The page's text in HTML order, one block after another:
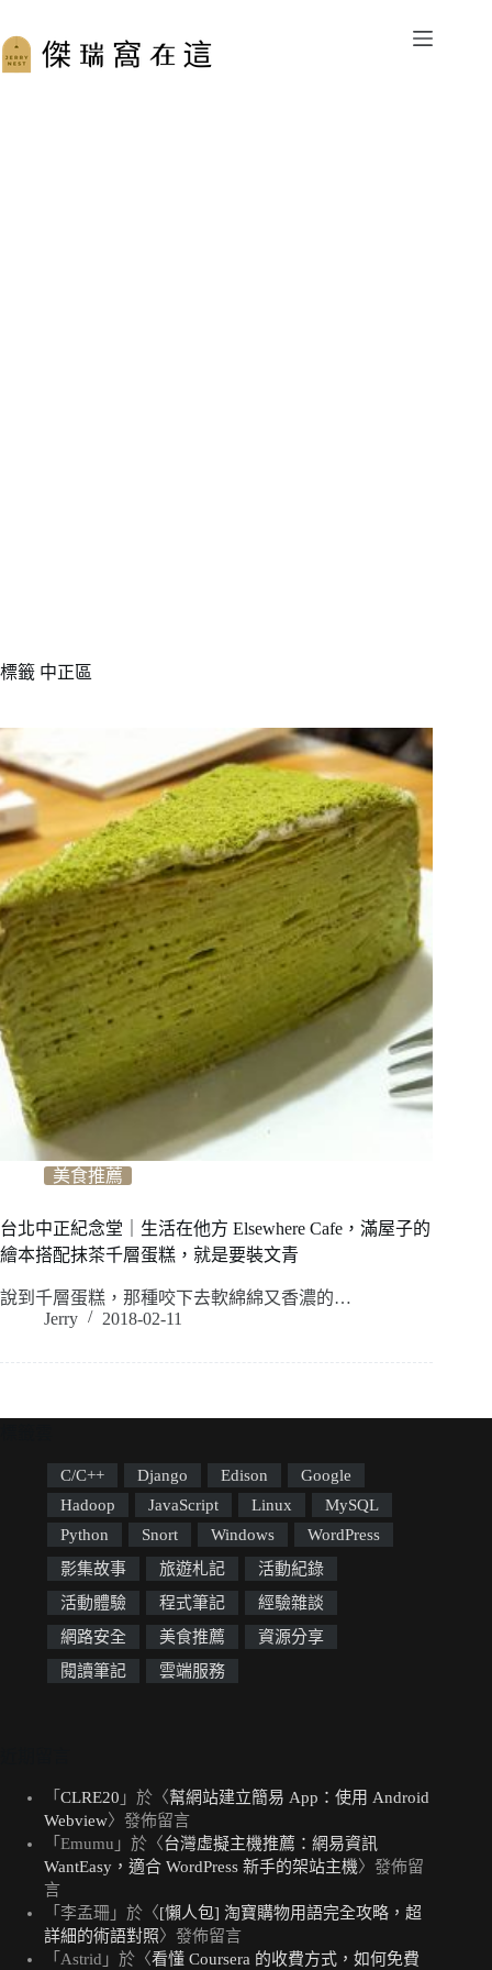
至
主
標籤 中正區
美食推薦
台北中正紀念堂｜生活在他方 Elsewhere Cafe，滿屋子的
繪本搭配抹茶千層蛋糕，就是要裝文青
說到千層蛋糕，那種咬下去軟綿綿又香濃的…
Jerry
2018-02-11
C/C++ Django Edison
Google
Hadoop
JavaScript Linux
MySQL
Python
Snort Windows
WordPress
影集故事
旅遊札記
活動紀錄
活動體驗
程式筆記
經驗雜談
網路安全
美食推薦
資源分享
閱讀筆記
雲端服務
「 CLRE20 」於〈幫網站建立簡易 App：使用 Android
Webview〉發佈留言
「 Emumu 」於〈台灣虛擬主機推薦：網易資訊
WantEasy，適合 WordPress 新手的架站主機〉發佈留
言
「 李孟珊 」於〈[懶人包] 淘寶購物用語完全攻略，超
詳細的術語對照〉發佈留言
「 Astrid 」於〈看懂 Coursera 的收費方式，如何免費